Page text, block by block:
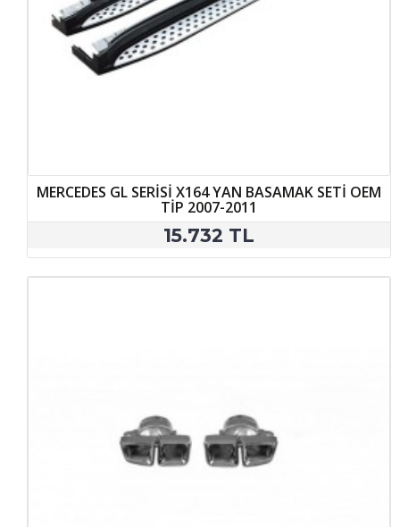
MERCEDES GL SERİSİ X164 YAN BASAMAK SETİ OEM
TİP 2007-2011
15.732 TL